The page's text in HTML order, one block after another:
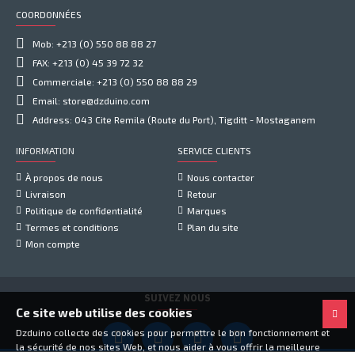
COORDONNÉES
Mob: +213 (0) 550 88 88 27
FAX: +213 (0) 45 39 72 32
Commerciale: +213 (0) 550 88 88 29
Email: store@dzduino.com
Address: 043 Cite Remila (Route du Port), Tigditt - Mostaganem
INFORMATION
À propos de nous
Livraison
Politique de confidentialité
Termes et conditions
Mon compte
SERVICE CLIENTS
Nous contacter
Retour
Marques
Plan du site
SUIVEZ NOUS
Ce site web utilise des cookies
Dzduino collecte des cookies pour permettre le bon fonctionnement et
la sécurité de nos sites Web, et nous aider à vous offrir la meilleure